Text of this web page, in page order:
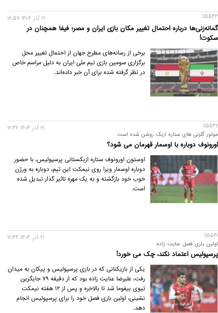
115543
گمانه‌زنی‌ها درباره احتمال تغییر مکان بازی ایران و مصر؛ فیفا همچنان در
سکوت!
21 آذر 1404 16:57
برخی از رسانه‌های مطرح جهان از احتمال تغییر محل
برگزاری سومین بازی تیم ملی ایران به دلیل مراسم خاص
در نظر گرفته شده برای آن خبر داده‌اند.
115542
موتور گلزنی های ستاره ازبک روشن شده است
اورونوف دوباره با اوسمار قهرمان می شود؟
21 آذر 1404 12:46
اوستون اورونوف ستاره ازبکستانی پرسپولیس، با حضور
دوباره اوسمار ویرا روی نیمکت این تیم، دوباره به ورژن
خوب خود بازگشته و به یک مهره تاثیر گذار تبدیل شده
است.
115541
اولین بازی فصل عنایت زاده
پرسپولیس اعتماد نکند، چک می خورد!
21 آذر 1404 12:44
یکی از بازیکنانی که در بازی پرسپولیس و پیکان به میدان
رفت، علیرضا عنایت زاده بود که از دقیقه ۷۹ جایگزین
تیوی بیفوما شد تا بالاخره و پس از ۱۲ هفته نیمکت
نشینی، اولین بازی فصل خود را برای پرسپولیس انجام
دهد.